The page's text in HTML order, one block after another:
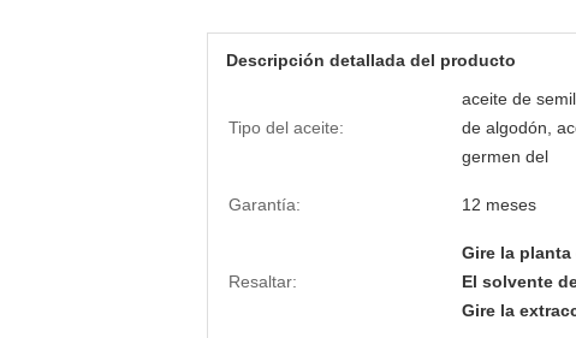
Descripción detallada del producto
Tipo del aceite:
aceite de
de algodón,
germen del
Garantía: 12 meses
Resaltar:
Gire la
El solvente
Gire la